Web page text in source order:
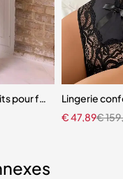
pour femmeLingerie
€
€47,89